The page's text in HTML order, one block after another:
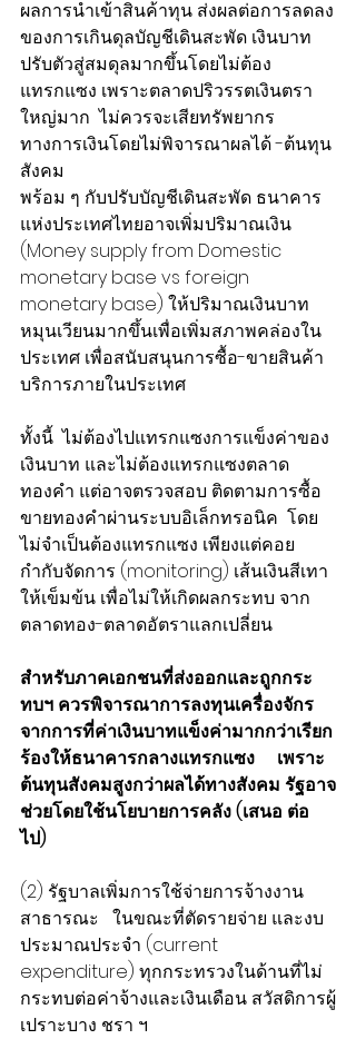
ผลการนำเข้าสินค้าทุน ส่งผลต่อการลดลง
ของการเกินดุลบัญชีเดินสะพัด เงินบาท
ปรับตัวสู่สมดุลมากขึ้นโดยไม่ต้อง
แทรกแซง เพราะตลาดปริวรรตเงินตรา
ใหญ่มาก  ไม่ควรจะเสียทรัพยากร
ทางการเงินโดยไม่พิจารณาผลได้ -ต้นทุน
สังคม
พร้อม ๆ กับปรับบัญชีเดินสะพัด ธนาคาร
แห่งประเทศไทยอาจเพิ่มปริมาณเงิน
(Money supply from Domestic
monetary base vs foreign
monetary base) ให้ปริมาณเงินบาท
หมุนเวียนมากขึ้นเพื่อเพิ่มสภาพคล่องใน
ประเทศ เพื่อสนับสนุนการซื้อ-ขายสินค้า
บริการภายในประเทศ
ทั้งนี้  ไม่ต้องไปแทรกแซงการแข็งค่าของ
เงินบาท และไม่ต้องแทรกแซงตลาด
ทองคำ แต่อาจตรวจสอบ ติดตามการซื้อ
ขายทองคำผ่านระบบอิเล็กทรอนิค  โดย
ไม่จำเป็นต้องแทรกแซง เพียงแต่คอย
กำกับจัดการ (monitoring) เส้นเงินสีเทา
ให้เข็มข้น เพื่อไม่ให้เกิดผลกระทบ จาก
ตลาดทอง-ตลาดอัตราแลกเปลี่ยน
สำหรับภาคเอกชนที่ส่งออกและถูกกระ
ทบฯ ควรพิจารณาการลงทุนเครื่องจักร
จากการที่ค่าเงินบาทแข็งค่ามากกว่าเรียก
ร้องให้ธนาคารกลางแทรกแซง     เพราะ
ต้นทุนสังคมสูงกว่าผลได้ทางสังคม รัฐอาจ
ช่วยโดยใช้นโยบายการคลัง (เสนอ ต่อ
ไป)
(2) รัฐบาลเพิ่มการใช้จ่ายการจ้างงาน
สาธารณะ   ในขณะที่ตัดรายจ่าย และงบ
ประมาณประจำ (current
expenditure) ทุกกระทรวงในด้านที่ไม่
กระทบต่อค่าจ้างและเงินเดือน สวัสดิการผู้
เปราะบาง ชรา ฯ